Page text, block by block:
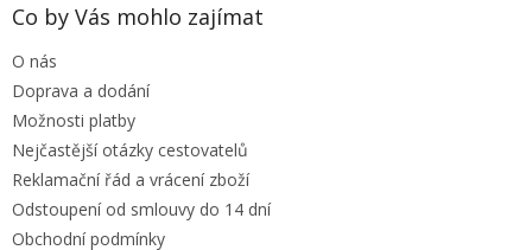
Co by Vás mohlo zajímat
O nás
Doprava a dodání
Možnosti platby
Nejčastější otázky cestovatelů
Reklamační řád a vrácení zboží
Odstoupení od smlouvy do 14 dní
Obchodní podmínky